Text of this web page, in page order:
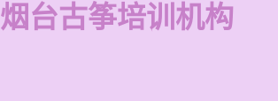
烟台古筝培训机构